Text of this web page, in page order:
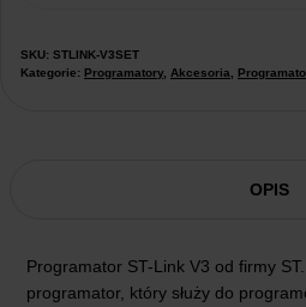
SKU: STLINK-V3SET
Kategorie: Programatory Akcesoria
OPIS
Programator ST-Link V3 od firmy
programator, który służy do